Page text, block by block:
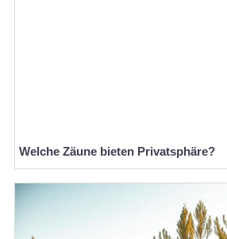
Welche Zäune bieten Privatsphäre?